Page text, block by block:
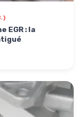
EGR : la